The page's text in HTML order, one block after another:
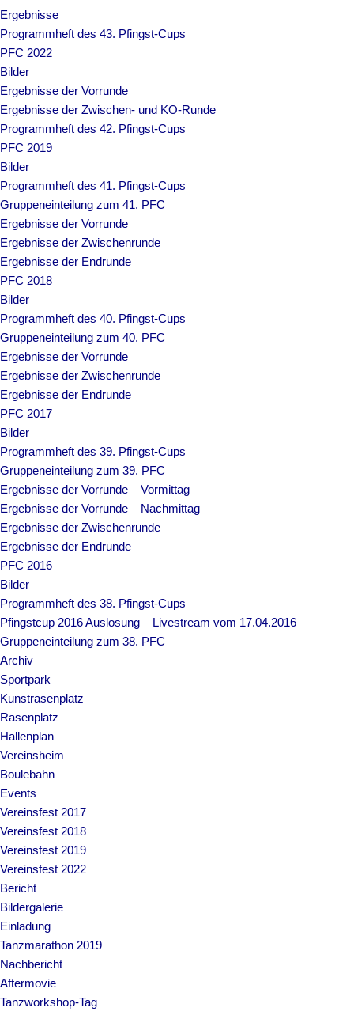
Ergebnisse
Programmheft des 43. Pfingst-Cups
PFC 2022
Bilder
Ergebnisse der Vorrunde
Ergebnisse der Zwischen- und KO-Runde
Programmheft des 42. Pfingst-Cups
PFC 2019
Bilder
Programmheft des 41. Pfingst-Cups
Gruppeneinteilung zum 41. PFC
Ergebnisse der Vorrunde
Ergebnisse der Zwischenrunde
Ergebnisse der Endrunde
PFC 2018
Bilder
Programmheft des 40. Pfingst-Cups
Gruppeneinteilung zum 40. PFC
Ergebnisse der Vorrunde
Ergebnisse der Zwischenrunde
Ergebnisse der Endrunde
PFC 2017
Bilder
Programmheft des 39. Pfingst-Cups
Gruppeneinteilung zum 39. PFC
Ergebnisse der Vorrunde – Vormittag
Ergebnisse der Vorrunde – Nachmittag
Ergebnisse der Zwischenrunde
Ergebnisse der Endrunde
PFC 2016
Bilder
Programmheft des 38. Pfingst-Cups
Pfingstcup 2016 Auslosung – Livestream vom 17.04.2016
Gruppeneinteilung zum 38. PFC
Archiv
Sportpark
Kunstrasenplatz
Rasenplatz
Hallenplan
Vereinsheim
Boulebahn
Events
Vereinsfest 2017
Vereinsfest 2018
Vereinsfest 2019
Vereinsfest 2022
Bericht
Bildergalerie
Einladung
Tanzmarathon 2019
Nachbericht
Aftermovie
Tanzworkshop-Tag